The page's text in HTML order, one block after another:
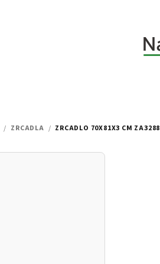
/ ZRCADLA / ZRCADLO 70X81X3 CM ZA3288